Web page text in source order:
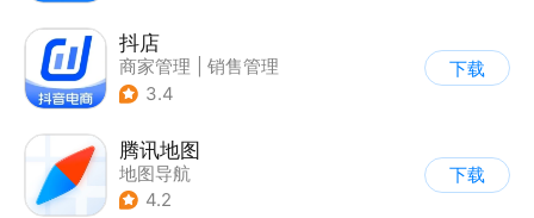
抖店
商家管理
销售管理
3.4
下载
腾讯地图
地图导航
4.2
下载